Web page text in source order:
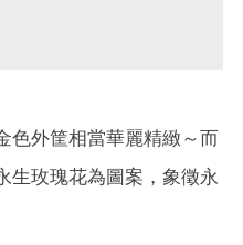
色外筐相當華麗精緻～而
生玫瑰花為圖案，象徵永